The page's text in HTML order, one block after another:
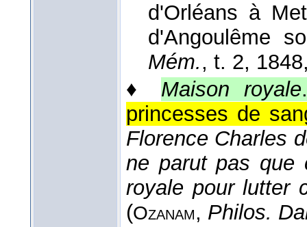
d'Orléans à
d'Angoulême
Mém., t. 2, 1848
♦ Maison royale
princesses de
Florence Charles
ne parut pas que
royale pour lutter
(Ozanam, Philos.